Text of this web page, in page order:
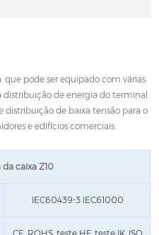
que pode ser equipado com várias
de energia do terminal.
de baixa tensão para o
e edifícios comerciais.
da caixa Z10
IEC60439-3 IEC61000